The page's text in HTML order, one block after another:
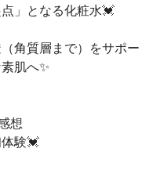
」となる化粧水💓
角質層まで）をサポー
肌へ✨
想
験💓